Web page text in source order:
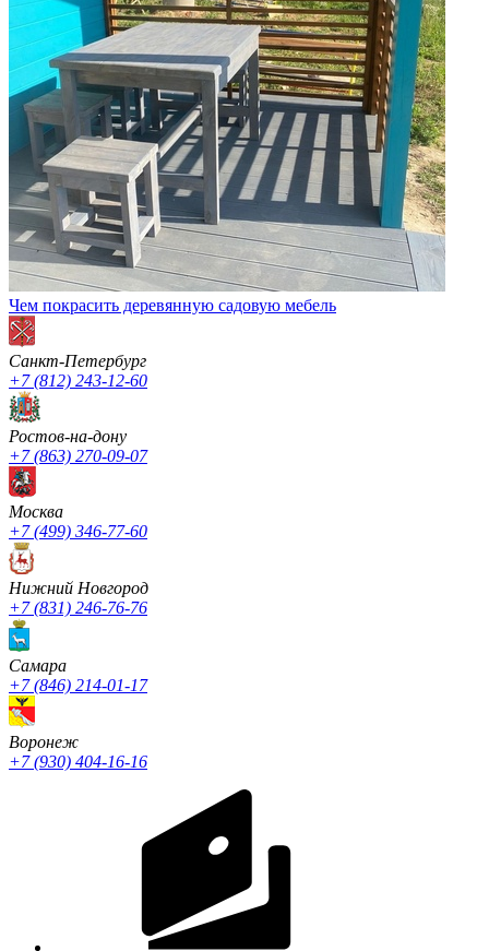
Чем покрасить деревянную садовую мебель
Санкт-Петербург
+7 (812) 243-12-60
Ростов-на-дону
+7 (863) 270-09-07
Москва
+7 (499) 346-77-60
Нижний Новгород
+7 (831) 246-76-76
Cамара
+7 (846) 214-01-17
Воронеж
+7 (930) 404-16-16